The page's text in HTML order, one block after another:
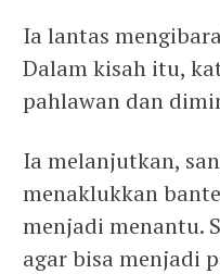
Ia lantas
Dalam kisah itu,
pahlawan dan
Ia melanjutkan,
menaklukkan
menjadi menantu.
agar bisa menjadi